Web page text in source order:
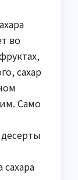
во
сахар
Само